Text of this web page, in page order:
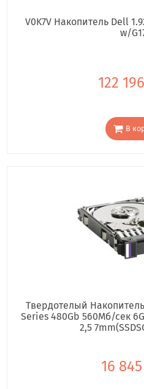
V0K7V Накопитель Dell
w/
122
В
Твердотелый Накопитель
Series 480Gb 560Мб/сек 6G
2,5
16